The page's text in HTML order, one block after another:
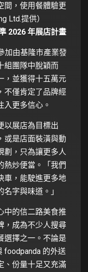
間，使用餐體驗更
Ltd.提供）
2026 年展店計畫
加由基隆市產業發
組團隊中脫穎而
，並獲得十五萬元
不僅肯定了品牌經
入更多信心。
以展店為目標出
或是店面裝潢與動
劃，只為讓更多人
熱炒便當。「我們
車，能駛進更多地
字與味道。」
中的信二路美食推
，成為不少人搜尋
選擇之一。不論是
foodpanda 的外送
、份量十足又充滿